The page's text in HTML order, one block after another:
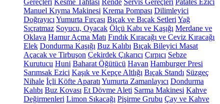
Gereçleri Kesme Tahtası Rende Servis Gereçleri Patates Ezici
Manuel Kıyma Makinesi Krema Pompası Dilimleyici
Doğrayıcı Yumurta Fırçası Bıçak ve Bıçak Setleri Yağ
Sıçratmaz Soyucu, Oyacak Ölçü Kabı ve Kaşığı Merdane ve
Oklava Hamur Açma Matı Fındık Kıracağı ve Ceviz Kıracağı
Elek Dondurma Kaşığı Buz Kalıbı Bıçak Bileyici Masat
Açacak ve Tirbuşon Çekirdek Çıkarıcı Çırpıcı Sebze
Kurutucu Huni Baharat Öğütücü Havan Hamburger Presi
Sarımsak Ezici Kaşık ve Kepçe Altlığı Bıçak Standı Süzgeç
Nihale İçli Köfte Aparatı Yumurta Zamanlayıcı Dondurma
Kalıbı Buz Kovası Et Dövme Aleti Sarma Makinesi Kahve
Değirmenleri Limon Sıkacağı Pişirme Grubu Çay ve Kahve